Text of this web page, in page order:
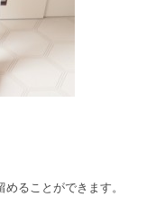
ることができます。